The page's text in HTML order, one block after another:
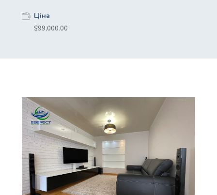
Ціна
$99,000.00